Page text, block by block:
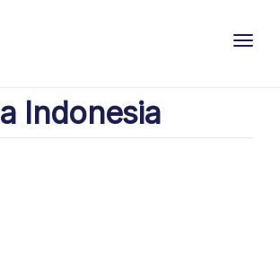
Indonesia